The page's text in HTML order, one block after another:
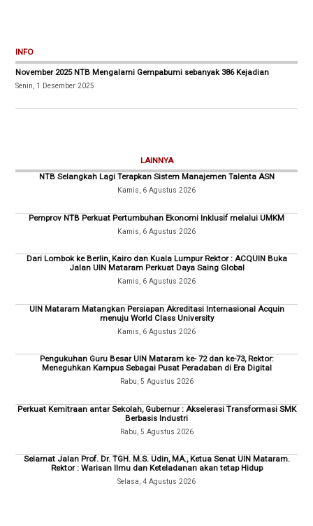
INFO
November 2025 NTB Mengalami Gempabumi sebanyak 386 Kejadian
Senin, 1 Desember 2025
LAINNYA
NTB Selangkah Lagi Terapkan Sistem Manajemen Talenta ASN
Kamis, 6 Agustus 2026
Pemprov NTB Perkuat Pertumbuhan Ekonomi Inklusif melalui UMKM
Kamis, 6 Agustus 2026
Dari Lombok ke Berlin, Kairo dan Kuala Lumpur Rektor : ACQUIN Buka
Jalan UIN Mataram Perkuat Daya Saing Global
Kamis, 6 Agustus 2026
UIN Mataram Matangkan Persiapan Akreditasi Internasional Acquin
menuju World Class University
Kamis, 6 Agustus 2026
Pengukuhan Guru Besar UIN Mataram ke- 72 dan ke-73, Rektor:
Meneguhkan Kampus Sebagai Pusat Peradaban di Era Digital
Rabu, 5 Agustus 2026
Perkuat Kemitraan antar Sekolah, Gubernur : Akselerasi Transformasi SMK
Berbasis Industri
Rabu, 5 Agustus 2026
Selamat Jalan Prof. Dr. TGH. M.S. Udin, MA., Ketua Senat UIN Mataram.
Rektor : Warisan Ilmu dan Keteladanan akan tetap Hidup
Selasa, 4 Agustus 2026